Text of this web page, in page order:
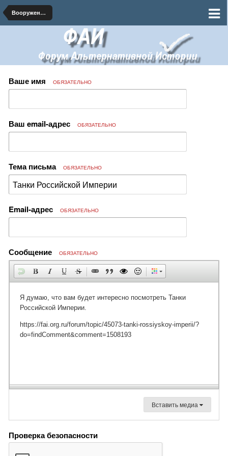
Вооружение и военная техника
Ваше имя ОБЯЗАТЕЛЬНО
Ваш email-адрес ОБЯЗАТЕЛЬНО
Тема письма ОБЯЗАТЕЛЬНО
Email-адрес ОБЯЗАТЕЛЬНО
Сообщение ОБЯЗАТЕЛЬНО
Вставить медиа
Проверка безопасности